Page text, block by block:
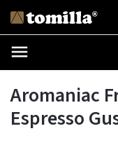
Aromaniac
Espresso